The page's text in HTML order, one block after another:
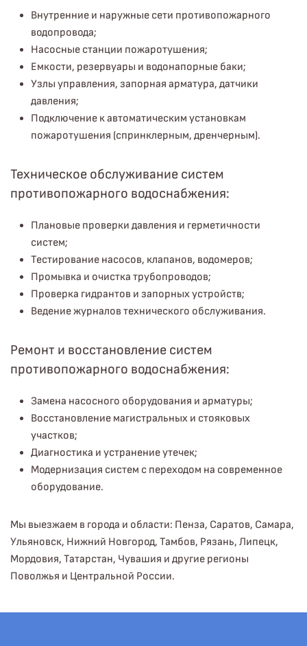
Внутренние и наружные сети противопожарного
водопровода;
Насосные станции пожаротушения;
Емкости, резервуары и водонапорные баки;
Узлы управления, запорная арматура, датчики
давления;
Подключение к автоматическим установкам
пожаротушения (спринклерным, дренчерным).
Техническое обслуживание систем
противопожарного водоснабжения:
Плановые проверки давления и герметичности
систем;
Тестирование насосов, клапанов, водомеров;
Промывка и очистка трубопроводов;
Проверка гидрантов и запорных устройств;
Ведение журналов технического обслуживания.
Ремонт и восстановление систем
противопожарного водоснабжения:
Замена насосного оборудования и арматуры;
Восстановление магистральных и стояковых
участков;
Диагностика и устранение утечек;
Модернизация систем с переходом на современное
оборудование.
Мы выезжаем в города и области: Пенза, Саратов, Самара,
Ульяновск, Нижний Новгород, Тамбов, Рязань, Липецк,
Мордовия, Татарстан, Чувашия и другие регионы
Поволжья и Центральной России.